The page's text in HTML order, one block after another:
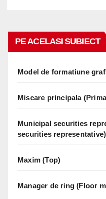
PE ACELASI SUBIECT
Model de formatiune
Miscare principala
Municipal securities
securities representative)
Maxim (Top)
Manager de ring (Floor